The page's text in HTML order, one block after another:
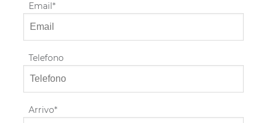
Email
Telefono
Arrivo